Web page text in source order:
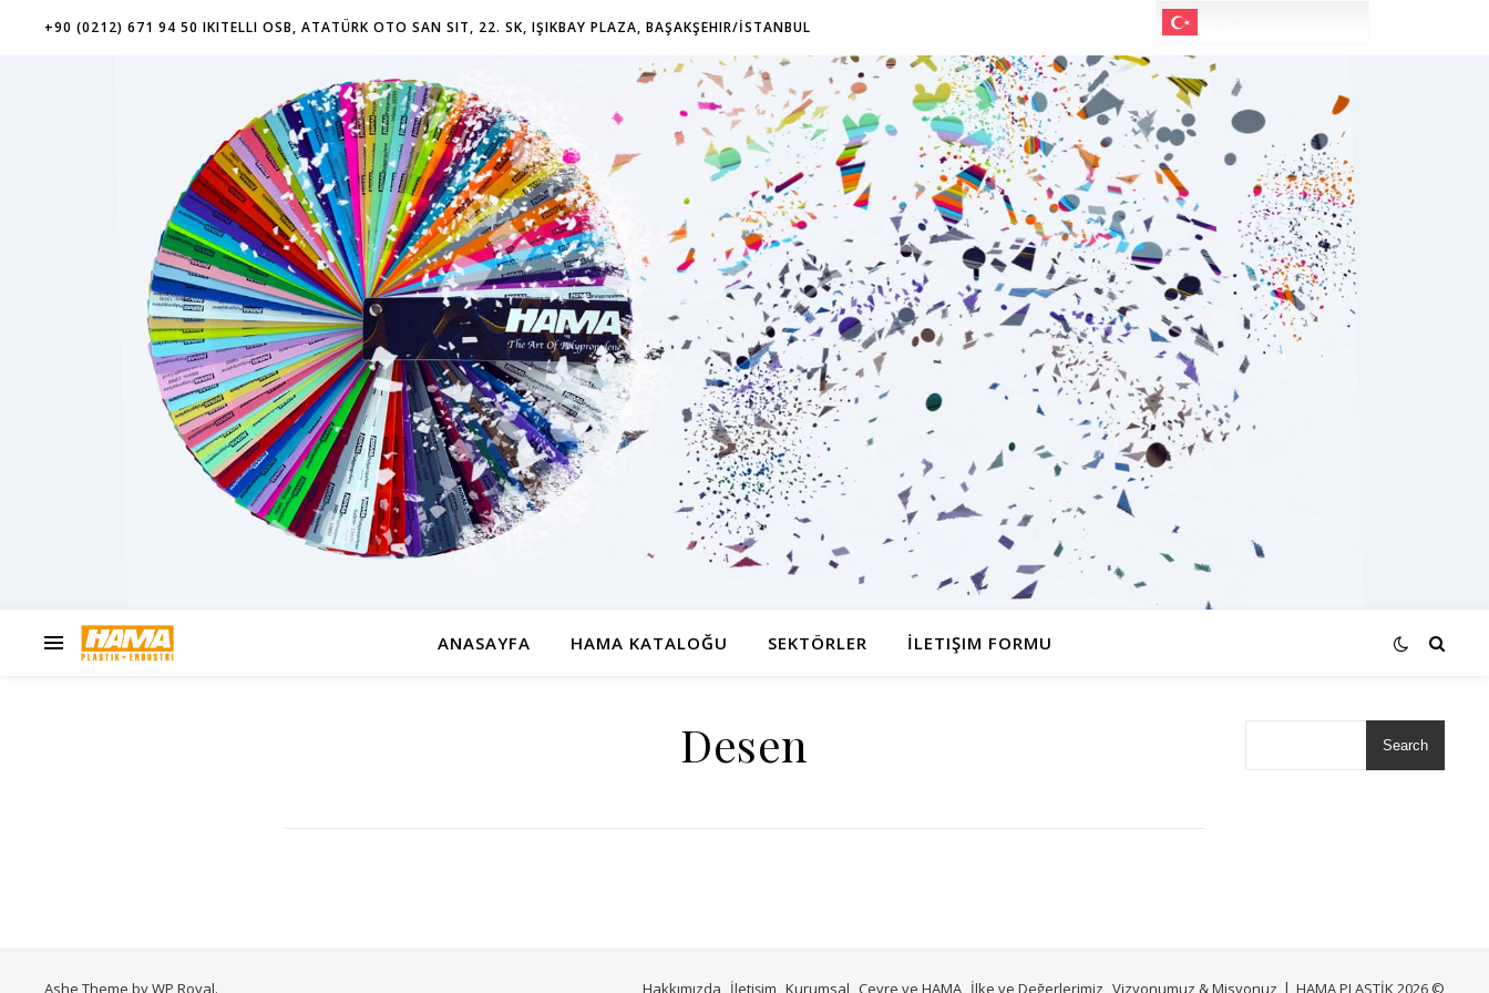
+90 (0212) 671 94 50 IKITELLI OSB, ATATÜRK OTO SAN SIT, 22. SK, IŞIKBAY PLAZA, BAŞAKŞEHIR/İSTANBUL
ANASAYFA HAMA KATALOĞU SEKTÖRLER İLETIŞIM FORMU
Desen Search
HAMA PLASTİK 2026 ©
Hakkımızda İletişim Kurumsal Çevre ve HAMA İlke ve Değerlerimiz Vizyonumuz & Misyonuz
Ashe Theme byWP Royal.